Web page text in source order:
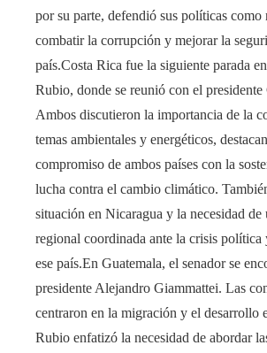
por su parte, defendió sus políticas como
combatir la corrupción y mejorar la
país.Costa Rica fue la siguiente parada
Rubio, donde se reunió con el
Ambos discutieron la importancia de la
temas ambientales y energéticos,
compromiso de ambos países con la
lucha contra el cambio climático.
situación en Nicaragua y la necesidad de
regional coordinada ante la crisis política
ese país.En Guatemala, el senador se
presidente Alejandro Giammattei. Las
centraron en la migración y el desarrollo
Rubio enfatizó la necesidad de abordar